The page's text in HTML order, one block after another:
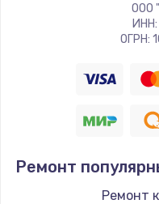
ООО
ОГРН:
Ремонт
Ремонт